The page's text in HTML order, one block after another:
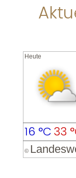
Heute
©
16 °C33